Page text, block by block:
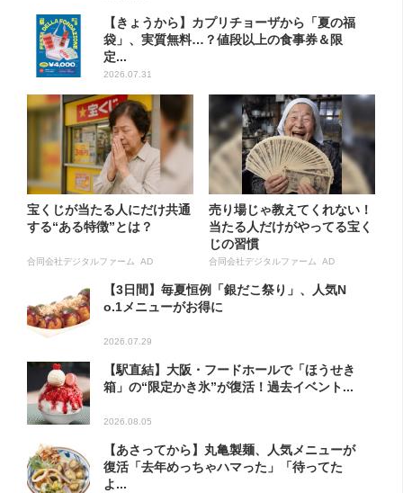
【きょうから】カプリチョーザから「夏の福
袋」、実質無料…？値段以上の食事券＆限
定...
2026.07.31
宝くじが当たる人にだけ共通
する“ある特徴”とは？
合同会社デジタルファーム AD
売り場じゃ教えてくれない！
当たる人だけがやってる宝く
じの習慣
合同会社デジタルファーム AD
【3日間】毎夏恒例「銀だこ祭り」、人気N
o.1メニューがお得に
2026.07.29
【駅直結】大阪・フードホールで「ほうせき
箱」の“限定かき氷”が復活！過去イベント...
2026.08.05
【あさってから】丸亀製麺、人気メニューが
復活「去年めっちゃハマった」「待ってた
よ...